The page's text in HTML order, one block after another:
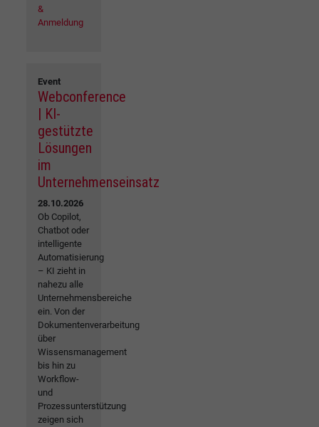
&
Anmeldung
Event
Webconference
| KI-
gestützte
Lösungen
im
Unternehmenseinsatz
28.10.2026
Ob Copilot,
Chatbot oder
intelligente
Automatisierung
– KI zieht in
nahezu alle
Unternehmensbereiche
ein. Von der
Dokumentenverarbeitung
über
Wissensmanagement
bis hin zu
Workflow-
und
Prozessunterstützung
zeigen sich